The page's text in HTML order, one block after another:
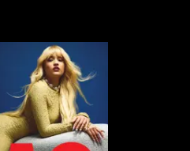
w której liczy się
przede wszystkim
”mówią architekci